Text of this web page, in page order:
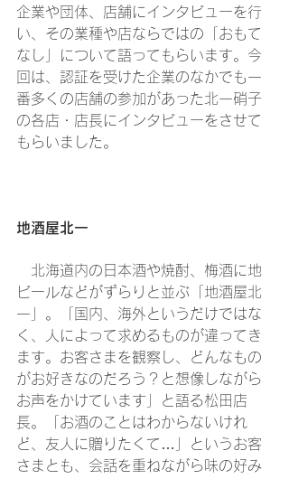
企業や団体、店舗にインタビューを行
い、その業種や店ならではの「おもて
なし」について語ってもらいます。今
回は、認証を受けた企業のなかでも一
番多くの店舗の参加があった北一硝子
の各店・店長にインタビューをさせて
もらいました。
地酒屋北一
北海道内の日本酒や焼酎、梅酒に地
ビールなどがずらりと並ぶ「地酒屋北
一」。「国内、海外というだけではな
く、人によって求めるものが違ってき
ます。お客さまを観察し、どんなもの
がお好きなのだろう？と想像しながら
お声をかけています」と語る松田店
長。「お酒のことはわからないけれ
ど、友人に贈りたくて…」というお客
さまとも、会話を重ねながら味の好み